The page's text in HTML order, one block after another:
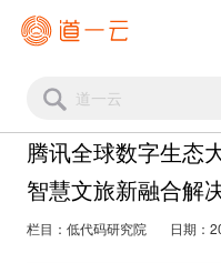
腾讯全球数字生态
智慧文旅新融合解
栏目：低代码研究院 日期：